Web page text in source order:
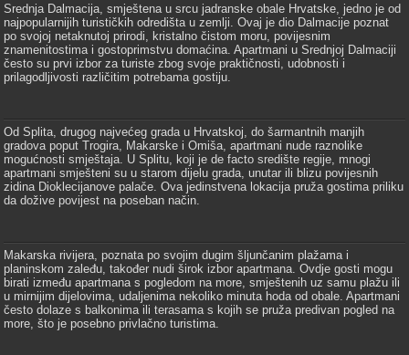
Srednja Dalmacija, smještena u srcu jadranske obale Hrvatske, jedno je od
najpopularnijih turističkih odredišta u zemlji. Ovaj je dio Dalmacije poznat
po svojoj netaknutoj prirodi, kristalno čistom moru, povijesnim
znamenitostima i gostoprimstvu domaćina. Apartmani u Srednjoj Dalmaciji
često su prvi izbor za turiste zbog svoje praktičnosti, udobnosti i
prilagodljivosti različitim potrebama gostiju.
Od Splita, drugog najvećeg grada u Hrvatskoj, do šarmantnih manjih
gradova poput Trogira, Makarske i Omiša, apartmani nude raznolike
mogućnosti smještaja. U Splitu, koji je de facto središte regije, mnogi
apartmani smješteni su u starom dijelu grada, unutar ili blizu povijesnih
zidina Dioklecijanove palače. Ova jedinstvena lokacija pruža gostima priliku
da dožive povijest na poseban način.
Makarska rivijera, poznata po svojim dugim šljunčanim plažama i
planinskom zaleđu, također nudi širok izbor apartmana. Ovdje gosti mogu
birati između apartmana s pogledom na more, smještenih uz samu plažu ili
u mirnijim dijelovima, udaljenima nekoliko minuta hoda od obale. Apartmani
često dolaze s balkonima ili terasama s kojih se pruža predivan pogled na
more, što je posebno privlačno turistima.